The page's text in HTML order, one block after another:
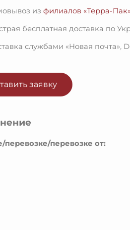
изфилиалов «Терра-Пак»
бесплатная доставка по
службами «Новая почта»,
заявку
перевозке от: